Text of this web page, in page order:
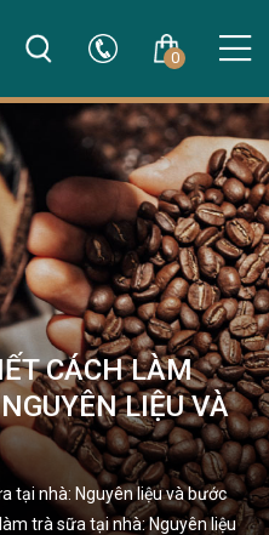
0
CÁCH LÀM
LIỆU VÀ
tại nhà: Nguyên liệu và bước
trà sữa tại nhà: Nguyên liệu